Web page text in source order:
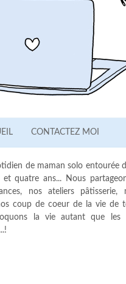
CONTACTEZ MOI
de maman solo entourée
et quatre ans... Nous
nos ateliers pâtisserie,
coup de coeur de la vie de
la vie autant que les